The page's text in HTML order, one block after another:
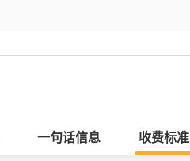
一句话信息 收费标准